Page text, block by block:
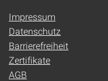
Impressum
Datenschutz
Barrierefreiheit
Zertifikate
AGB